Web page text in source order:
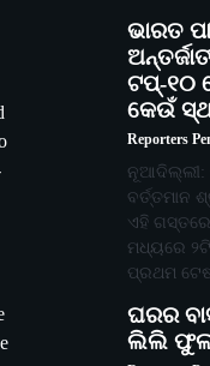
ଭାରତ
ଟପ୍-୧୦
କେଉଁ
Reporters
ନୂଆଦିଲ୍ଲୀ:
ବର୍ତ୍ତମାନ
ଏହି
ମଧ୍ୟରେ
ପ୍ରଥମ
ଘରର
ଲିଲି